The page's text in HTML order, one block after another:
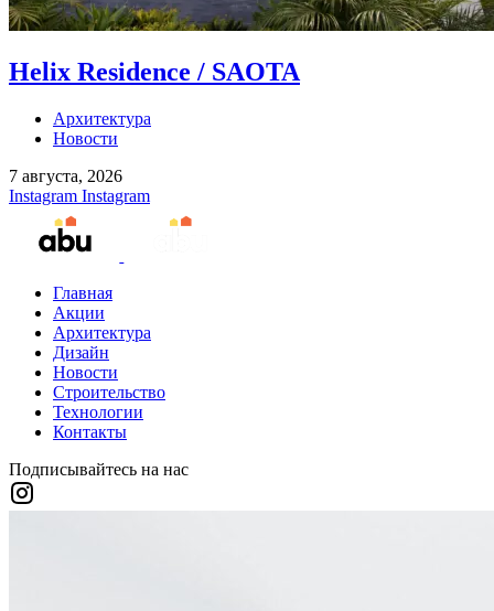
Helix Residence / SAOTA
Архитектура
Новости
7 августа, 2026
Instagram Instagram
Главная
Акции
Архитектура
Дизайн
Новости
Строительство
Технологии
Контакты
Подписывайтесь на нас